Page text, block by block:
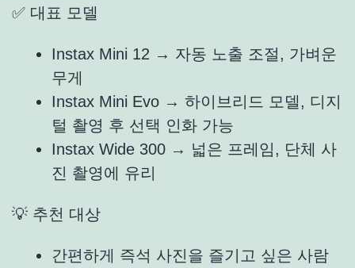
✅ 대표 모델
Instax Mini 12 → 자동 노출 조절, 가벼운
무게
Instax Mini Evo → 하이브리드 모델, 디지
털 촬영 후 선택 인화 가능
Instax Wide 300 → 넓은 프레임, 단체 사
진 촬영에 유리
💡 추천 대상
간편하게 즉석 사진을 즐기고 싶은 사람